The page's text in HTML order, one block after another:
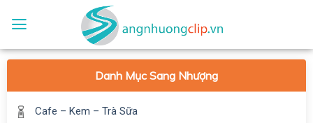
Danh Mục Sang Nhượng
Cafe – Kem – Trà Sữa